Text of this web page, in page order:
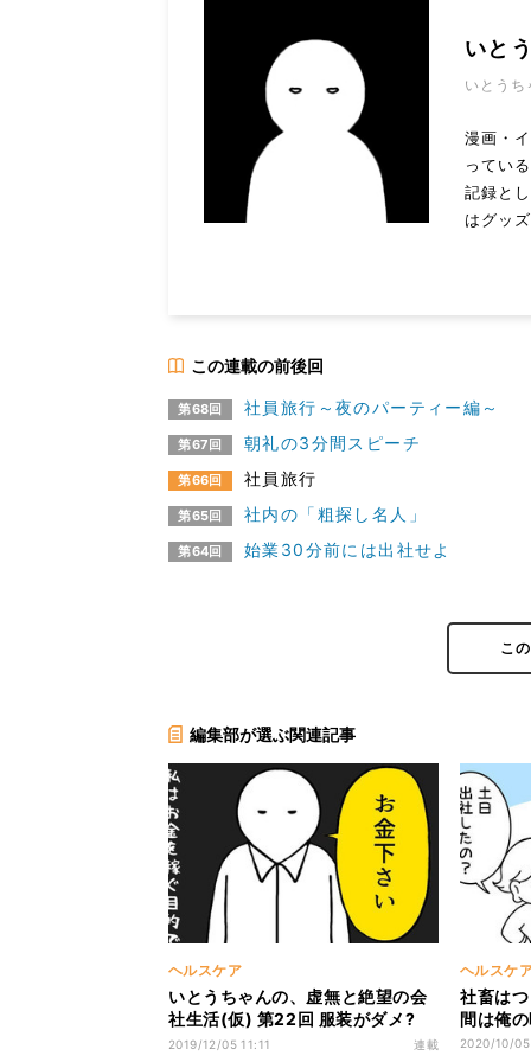
いと
いとうち
漫画・
ってい
記録と
はグッ
この連載の前後回
第68回 社員旅行～夜のパーティー編～
第67回 朝礼の3分間スピーチ
第66回 社員旅行
第65回 社内の「粗探し名人」
第64回 始業30分前には出社せよ
こ
編集部が選ぶ関連記事
ヘルスケア
いとうちゃんの、虚無と絶望の会
社生活(仮) 第22回 服装がダメ?
「じゃあ、お金ください」
2019/12/05 11:11 連載
ヘルスケ
社畜は
間は俺
2020/10/